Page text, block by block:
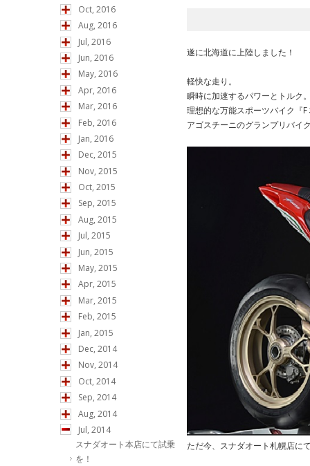
Oct, 2016
Aug, 2016
Jul, 2016
Jun, 2016
May, 2016
Apr, 2016
Mar, 2016
Feb, 2016
Jan, 2016
Dec, 2015
Nov, 2015
Oct, 2015
Sep, 2015
Aug, 2015
Jul, 2015
Jun, 2015
May, 2015
Apr, 2015
Mar, 2015
Feb, 2015
Jan, 2015
Dec, 2014
Nov, 2014
Oct, 2014
Sep, 2014
Aug, 2014
Jul, 2014
スナダオート本店にて試乗
を！
遂に北海道に上陸しました！
軽快な走り。
瞬時に加速するパワーとトルク
理想的な万能スポーツバイク
アゴスチーニのグランプリバイ
ただ今、スナダオート札幌店に